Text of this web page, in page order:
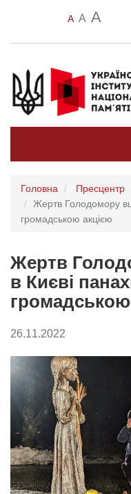
A A A
Головна Пресцентр
Жертв Голодомору
громадською акцією
Жертв
в Києві
26.11.2022